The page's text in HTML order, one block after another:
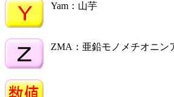
Yam：山芋
ZMA：亜鉛モノメチオニン